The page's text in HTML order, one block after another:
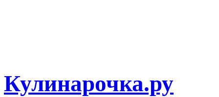
Кулинарочка.ру